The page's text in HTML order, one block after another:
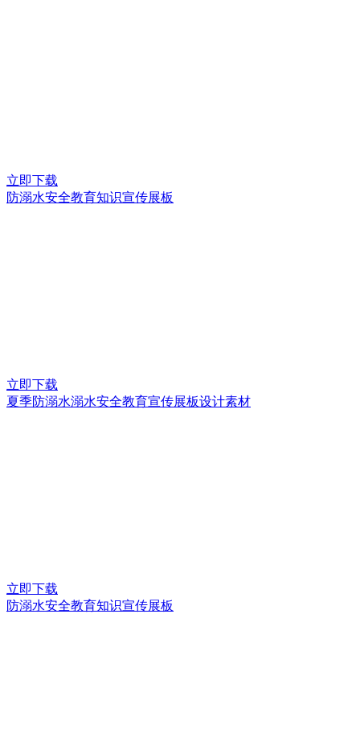
立即下载
防溺水安全教育知识宣传展板
立即下载
夏季防溺水溺水安全教育宣传展板设计素材
立即下载
防溺水安全教育知识宣传展板